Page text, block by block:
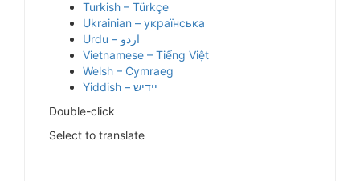
Turkish – Türkçe
Ukrainian – українська
Vietnamese – Tiếng Việt
Welsh – Cymraeg
Yiddish – יידיש
Double-click
Select to translate